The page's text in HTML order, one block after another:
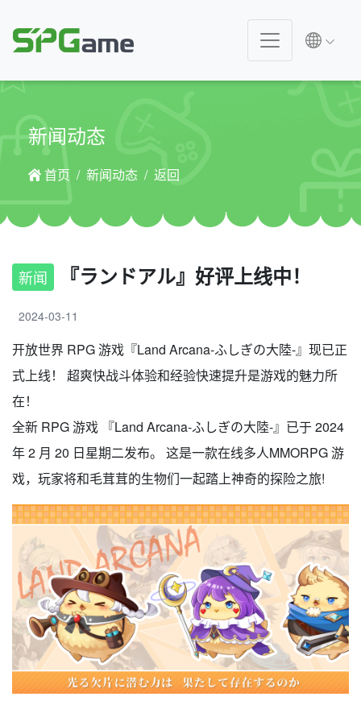
新闻动态
首页 新闻动态 返回
新闻 『ランドアル』好评上线中！
2024-03-11
开放世界 RPG 游戏『Land Arcana-ふしぎの大陸-』现已正
式上线！ 超爽快战斗体验和经验快速提升是游戏的魅力所
在！
全新 RPG 游戏 『Land Arcana-ふしぎの大陸-』已于 2024
年 2 月 20 日星期二发布。 这是一款在线多人MMORPG 游
戏，玩家将和毛茸茸的生物们一起踏上神奇的探险之旅!